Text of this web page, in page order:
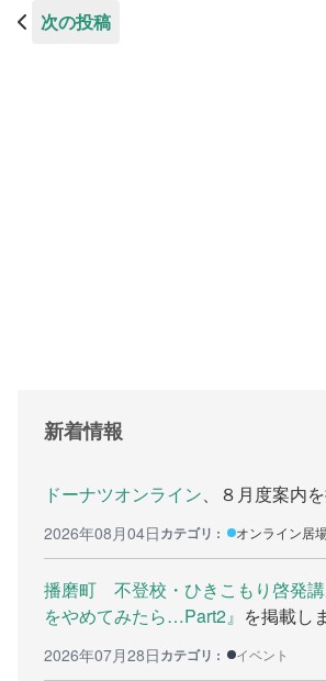
情報について
助成金等の情報
相談する前に
兵庫県ひきこもり総合支援センター
兵庫ひきこもり相談支援センター
次の投稿
新着情報
ドーナツオンライン 、８月度案内
2026年08月04日カテゴリ : オンライン居
播磨町 不登校・ひきこもり啓発講
をやめてみたら…Part2』 を掲載し
2026年07月28日カテゴリ : イベント